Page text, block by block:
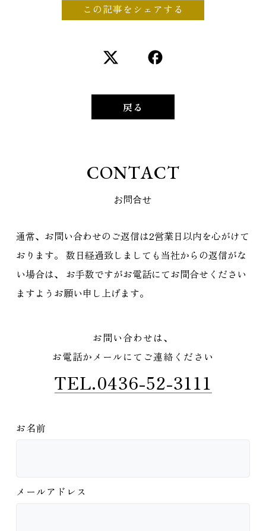
この記事をシェアする
戻る
CONTACT
お問合せ
通常、お問い合わせのご返信は2営業日以内を心がけて
おります。 数日経過致しましても当社からの返信がな
い場合は、
お手数ですがお電話にてお問合せください
ますようお願い申し上げます。
お問い合わせは、
お電話かメールにてご連絡ください
TEL.0436-52-3111
お名前
メールアドレス